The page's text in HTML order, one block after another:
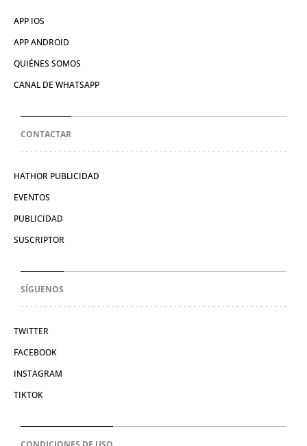
APP IOS
APP ANDROID
QUIÉNES SOMOS
CANAL DE WHATSAPP
CONTACTAR
HATHOR PUBLICIDAD
EVENTOS
PUBLICIDAD
SUSCRIPTOR
SÍGUENOS
TWITTER
FACEBOOK
INSTAGRAM
TIKTOK